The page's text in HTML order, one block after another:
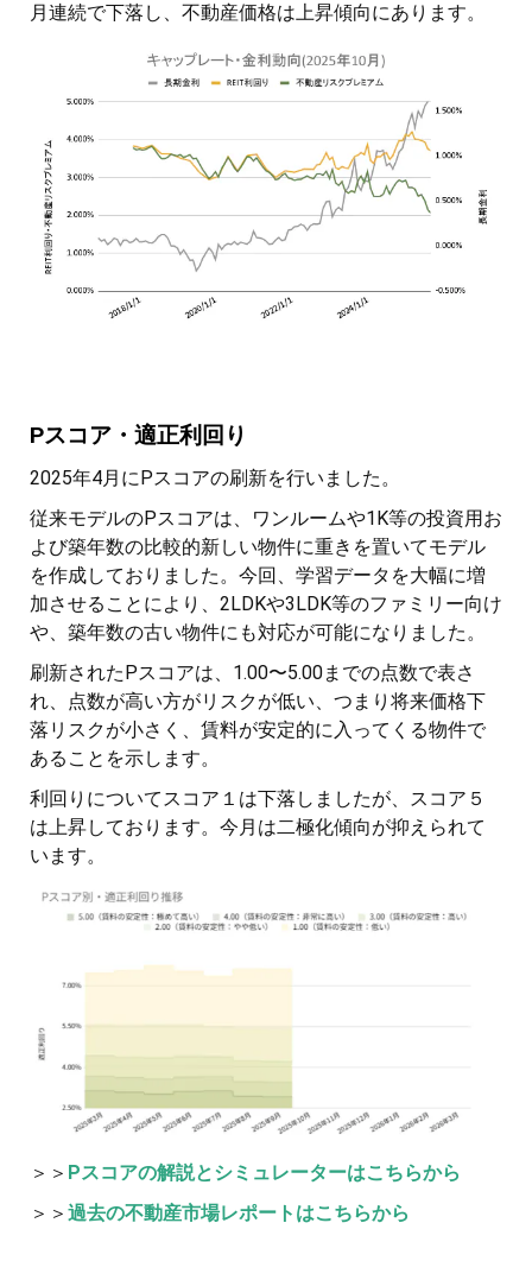
月連続で下落し、不動産価格は上昇傾向にあります。
Pスコア・適正利回り
2025年4月にPスコアの刷新を行いました。
従来モデルのPスコアは、ワンルームや1K等の投資用お
よび築年数の比較的新しい物件に重きを置いてモデル
を作成しておりました。今回、学習データを大幅に増
加させることにより、2LDKや3LDK等のファミリー向け
や、築年数の古い物件にも対応が可能になりました。
刷新されたPスコアは、1.00〜5.00までの点数で表さ
れ、点数が高い方がリスクが低い、つまり将来価格下
落リスクが小さく、賃料が安定的に入ってくる物件で
あることを示します。
利回りについてスコア１は下落しましたが、スコア５
は上昇しております。今月は二極化傾向が抑えられて
います。
＞＞ Pスコアの解説とシミュレーターはこちらから
＞＞ 過去の不動産市場レポートはこちらから